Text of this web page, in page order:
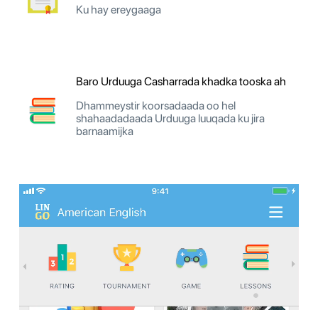
Ku hay ereygaaga
Baro Urduuga Casharrada khadka tooska ah
Dhammeystir koorsadaada oo hel
shahaadadaada Urduuga luuqada ku jira
barnaamijka